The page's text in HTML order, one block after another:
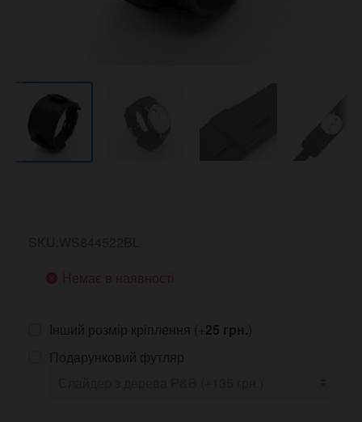
Немає в наявності
Інший розмір кріплення (+25 грн.)
Подарунковий футляр